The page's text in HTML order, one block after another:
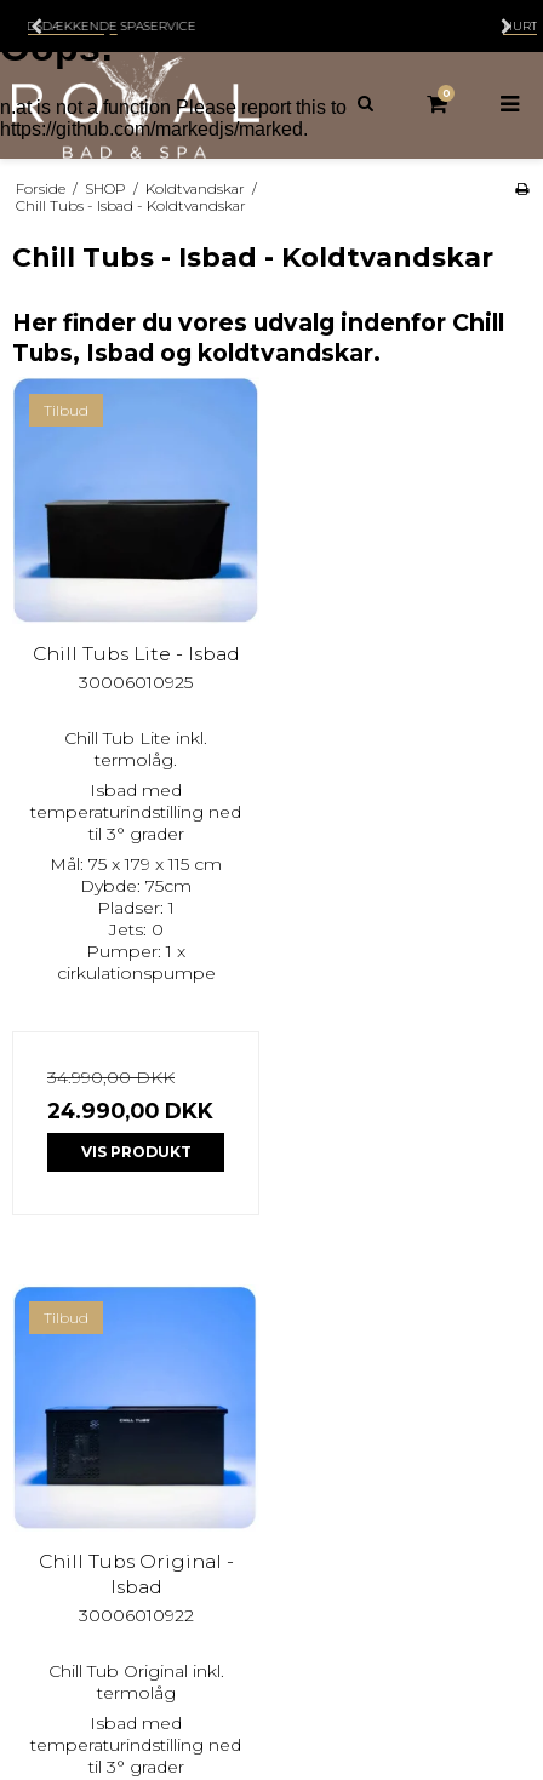
HURTIG LEVERING
0
Forside / SHOP / Koldtvandskar /
Chill Tubs - Isbad - Koldtvandskar
Chill Tubs - Isbad - Koldtvandskar
Her finder du vores udvalg indenfor Chill
Tubs, Isbad og koldtvandskar.
Tilbud
Chill Tubs Lite - Isbad
30006010925
Chill Tub Lite inkl.
termolåg.
Isbad med
temperaturindstilling ned
til 3° grader
Mål: 75 x 179 x 115 cm
Dybde: 75cm
Pladser: 1
Jets: 0
Pumper: 1 x
cirkulationspumpe
34.990,00 DKK
24.990,00 DKK
VIS PRODUKT
Tilbud
Chill Tubs Original -
Isbad
30006010922
Chill Tub Original inkl.
termolåg
Isbad med
temperaturindstilling ned
til 3° grader